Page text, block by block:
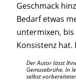
Geschmack
Bedarf etwas
untermixen, bis
Konsistenz hat.
Der Autor lässt
Gemüsebrühe. In
selbst